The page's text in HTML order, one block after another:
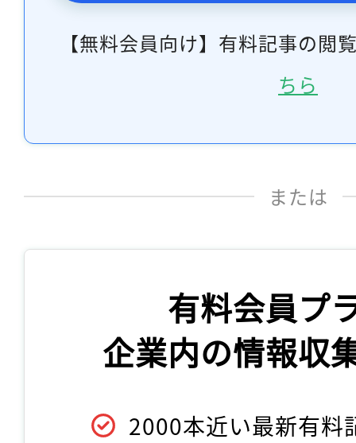
【無料会員向け】有料記事の閲
ちら
または
有料会員プ
企業内の情報収
2000本近い最新有料